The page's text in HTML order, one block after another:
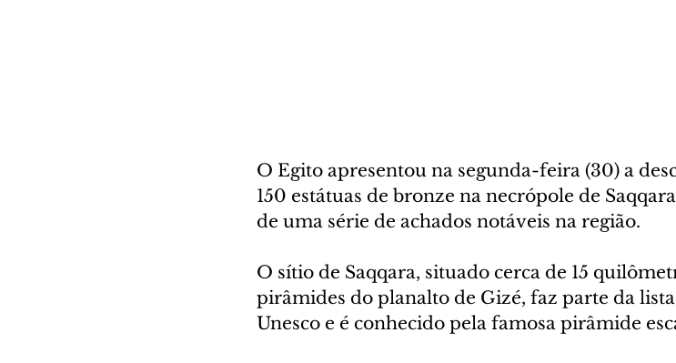
O Egito apresentou na segunda-feira (30) a
150 estátuas de bronze na necrópole de
de uma série de achados notáveis na região.
O sítio de Saqqara, situado cerca de 15
pirâmides do planalto de Gizé, faz parte da
Unesco e é conhecido pela famosa pirâmide